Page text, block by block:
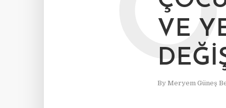
VE
By Meryem Güneş